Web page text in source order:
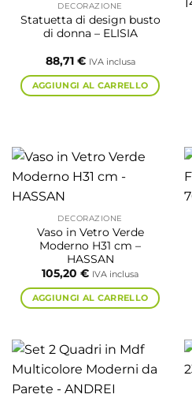
DECORAZIONE
Statuetta di design busto
di donna – ELISIA
88,71 € IVA inclusa
AGGIUNGI AL CARRELLO
DECORAZIONE
Vaso in Vetro Verde
Moderno H31 cm –
HASSAN
105,20 € IVA inclusa
AGGIUNGI AL CARRELLO